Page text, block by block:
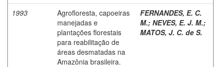
1993
Agrofloresta, capoeiras
manejadas e
plantações florestais
para reabilitação de
áreas desmatadas na
Amazônia brasileira.
FERNANDES, E. C.
M.; NEVES, E. J. M.;
MATOS, J. C. de S.